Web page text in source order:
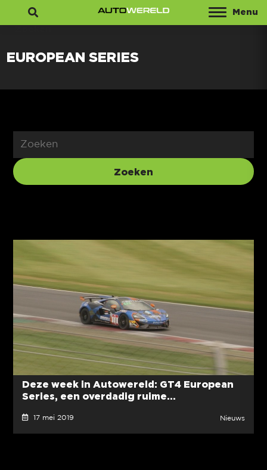
Menu
EUROPEAN SERIES
Deze week in Autowereld: GT4 European
Series, een overdadig ruime...
17 mei 2019 Nieuws